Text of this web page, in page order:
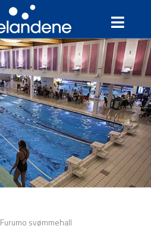
Furumo svømmehall